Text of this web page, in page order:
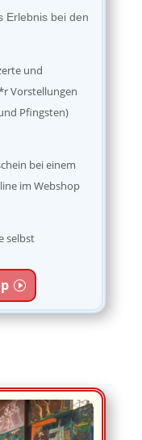
Erlebnis bei den
und
Vorstellungen
Pfingsten)
bei einem
im Webshop
selbst